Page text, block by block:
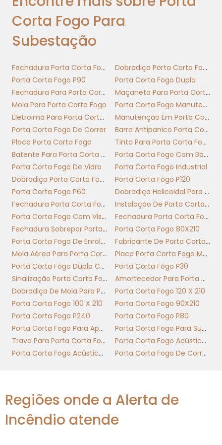
Implementação: alinhamento com projeto
elétrico, certificação e manutenção preventiva
Escolher portas com documentação de
ensaio e rastreabilidade reduz risco
regulatório e tempo de recuperação
operacional.
Adote especificações baseadas em ensaios e
integração ao plano de manutenção; isso
converte proteção passiva em continuidade
operacional mensurável.
NORMAS, ENSAIOS E
CERTIFICAÇÕES
APLICÁVEIS A PORTAS
PARA SUBESTAÇÕES
Portas corta fogo para subestações exigem
conformidade normativa e ensaios
laboratoriais que atestem resistência,
estanqueidade e integridade elétrica,
permitindo operação segura em ambientes
de alta energia e mitigação de incêndios com
credenciais técnicas claras.
Foco prático: credenciais que
suportam especificação e
instalação
referência para requisitos de desempenho
mecânico e resistência ao fogo, enquanto
normas complementares detalham vedação
Corta Fogo Para
Subestação
Fechadura Porta Corta Fogo
Dobradiça Porta Corta Fogo
Porta Corta Fogo P90
Porta Corta Fogo Dupla
Fechadura Para Porta Corta Fogo Com Chave
Maçaneta Para Porta Corta Fogo
Mola Para Porta Corta Fogo
Porta Corta Fogo Manutenção
Eletroimã Para Porta Corta Fogo
Manutenção Em Porta Corta Fogo
Porta Corta Fogo De Correr
Barra Antipanico Porta Corta Fogo
Placa Porta Corta Fogo
Tinta Para Porta Corta Fogo
Batente Para Porta Corta Fogo
Porta Corta Fogo Com Barra Antipanico
Porta Corta Fogo De Vidro
Porta Corta Fogo Industrial
Dobradiça Porta Corta Fogo Com Mola
Porta Corta Fogo P120
Porta Corta Fogo P60
Dobradiça Helicoidal Para Porta Corta Fogo
Fechadura Porta Corta Fogo Com Barra Antipânico
Instalação De Porta Corta Fogo
Porta Corta Fogo Com Visor
Fechadura Porta Corta Fogo Sem Chave
Fechadura Sobrepor Porta Corta Fogo
Porta Corta Fogo 80X210
Porta Corta Fogo De Enrolar
Fabricante De Porta Corta Fogo
Mola Aérea Para Porta Corta Fogo
Placa Porta Corta Fogo Mantenha Fechada
Porta Corta Fogo Dupla Com Barra Antipanico
Porta Corta Fogo P30
Sinalização Porta Corta Fogo
Amortecedor Para Porta Corta Fogo
Dobradiça De Mola Para Porta Corta Fogo
Porta Corta Fogo 120 X 210
Porta Corta Fogo 100 X 210
Porta Corta Fogo 90X210
Porta Corta Fogo P240
Porta Corta Fogo P80
Porta Corta Fogo Para Apartamento
Porta Corta Fogo Para Subestação
Trava Para Porta Corta Fogo
Porta Corta Fogo Acústica Nível 1
Porta Corta Fogo Acústica Nível 2
Porta Corta Fogo De Correr Industrial
Regiões onde a Alerta de
Incêndio atende